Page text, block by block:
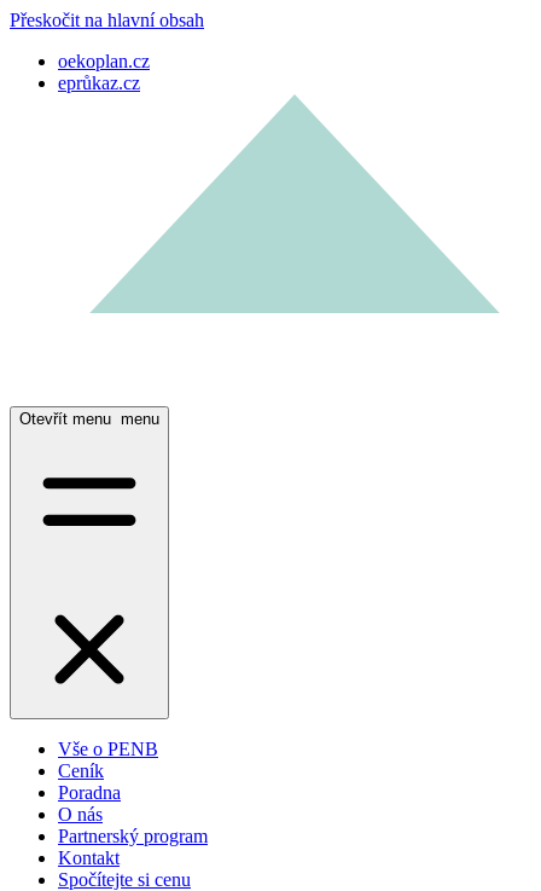
Přeskočit na hlavní obsah
oekoplan.cz
eprůkaz.cz
Otevřít menu menu
Vše o PENB
Ceník
Poradna
O nás
Partnerský program
Kontakt
Spočítejte si cenu